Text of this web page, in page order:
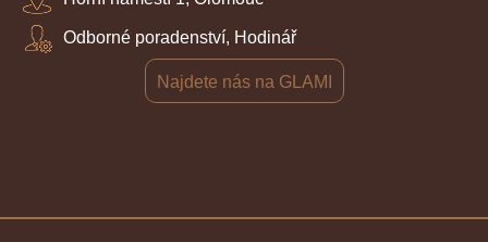
Odborné poradenství, Hodinář
Najdete nás na GLAMI